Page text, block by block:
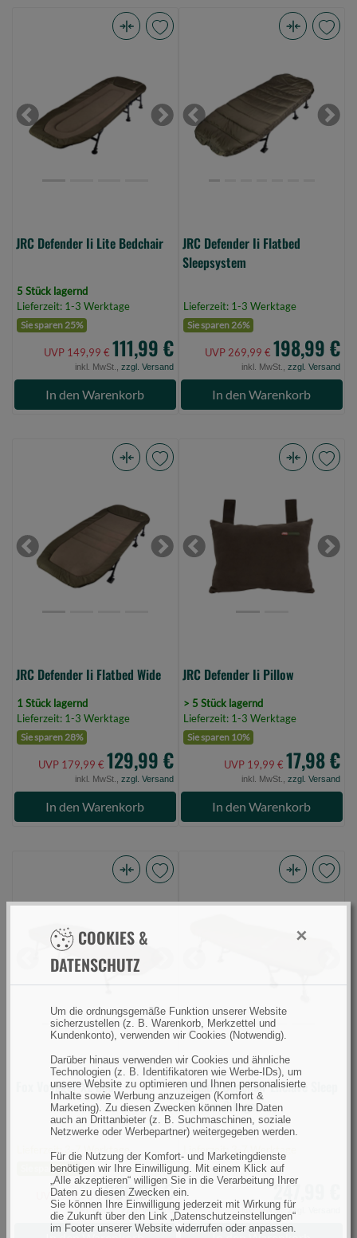
COOKIES &
DATENSCHUTZ
×
Um die ordnungsgemäße Funktion unserer Website
sicherzustellen (z. B. Warenkorb, Merkzettel und
Kundenkonto), verwenden wir Cookies (Notwendig).
Darüber hinaus verwenden wir Cookies und ähnliche
Technologien (z. B. Identifikatoren wie Werbe-IDs), um
unsere Website zu optimieren und Ihnen personalisierte
Inhalte sowie Werbung anzuzeigen (Komfort &
Marketing). Zu diesen Zwecken können Ihre Daten
auch an Drittanbieter (z. B. Suchmaschinen, soziale
Netzwerke oder Werbepartner) weitergegeben werden.
Für die Nutzung der Komfort- und Marketingdienste
benötigen wir Ihre Einwilligung. Mit einem Klick auf
„Alle akzeptieren“ willigen Sie in die Verarbeitung Ihrer
Daten zu diesen Zwecken ein.
Sie können Ihre Einwilligung jederzeit mit Wirkung für
die Zukunft über den Link „Datenschutzeinstellungen“
im Footer unserer Website widerrufen oder anpassen.
Lite
Bedchair
(Bild
Previous Next
JRC Defender Ii Lite Bedchair
5 Stück lagernd
Lieferzeit: 1-3 Werktage
Sie sparen 25%
UVP 149,99 € 111,99 €
inkl. MwSt., zzgl. Versand
In den Warenkorb
Flatbed
Sleepsystem
(Bild
Previous Next
JRC Defender Ii Flatbed
Sleepsystem
Lieferzeit: 1-3 Werktage
Sie sparen 26%
UVP 269,99 € 198,99 €
inkl. MwSt., zzgl. Versand
In den Warenkorb
Flatbed
Wide
(Bild
Previous Next
JRC Defender Ii Flatbed Wide
1 Stück lagernd
Lieferzeit: 1-3 Werktage
Sie sparen 28%
UVP 179,99 € 129,99 €
inkl. MwSt., zzgl. Versand
In den Warenkorb
Pillow
(BildPrevious Next
JRC Defender Ii Pillow
> 5 Stück lagernd
Lieferzeit: 1-3 Werktage
Sie sparen 10%
UVP 19,99 € 17,98 €
inkl. MwSt., zzgl. Versand
In den Warenkorb
Voyager
0)
Previous
Fox Voyager XL bed
Lieferzeit: 3-7 Werktage
Sie sparen 9%
UVP 329,98 €300,89 €
inkl. MwSt.,zzgl. Versand
Bedchair
8
(Bild
0)
Mikado Bedchair Enclave Sleep
System 8 Legs
Lieferzeit: 3-7 Werktage
247,99 €
inkl. MwSt.,zzgl. Versand